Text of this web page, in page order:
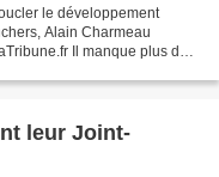
le développement
Alain Charmeau
Il manque plus de
leur Joint-